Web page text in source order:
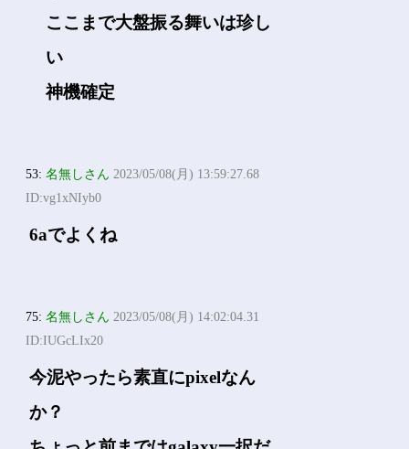
ここまで大盤振る舞いは珍し
い
神機確定
53:名無しさん 2023/05/08(月) 13:59:27.68
ID:vg1xNIyb0
6aでよくね
75:名無しさん 2023/05/08(月) 14:02:04.31
ID:IUGcLIx20
今泥やったら素直にpixelなん
か？